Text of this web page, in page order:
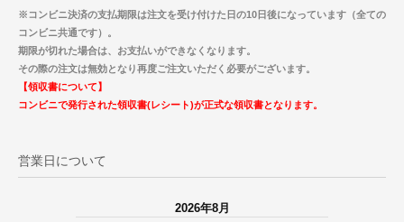
※コンビニ決済の支払期限は注文を受け付けた日の10日後になっています（全ての
コンビニ共通です）。
期限が切れた場合は、お支払いができなくなります。
その際の注文は無効となり再度ご注文いただく必要がございます。
【領収書について】
コンビニで発行された領収書(レシート)が正式な領収書となります。
営業日について
2026年8月